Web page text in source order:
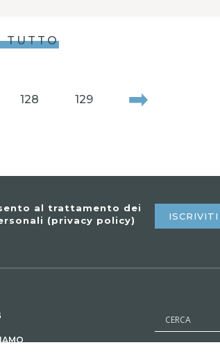
TUTTO
128 129
al trattamento dei
(privacy policy)